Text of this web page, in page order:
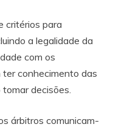
critérios para
a legalidade da
com os
ter conhecimento das
decisões.
árbitros comunicam-